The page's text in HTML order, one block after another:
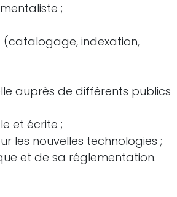
;
(catalogage, indexation,
auprès de différents publics
et écrite ;
les nouvelles technologies ;
et de sa réglementation.